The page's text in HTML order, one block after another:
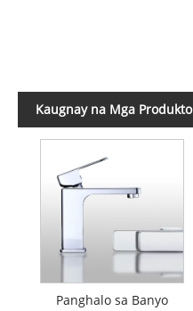
Kaugnay na Mga Produkto
Panghalo sa Banyo